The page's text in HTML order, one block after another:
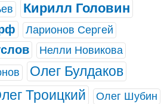
Кирилл Головин
Ларионов Сергей
Нелли Новикова
Олег Булдаков
Троицкий Олег Шубин